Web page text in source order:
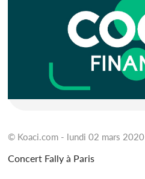
© Koaci.com - lundi 02 mars
Concert Fally à Paris